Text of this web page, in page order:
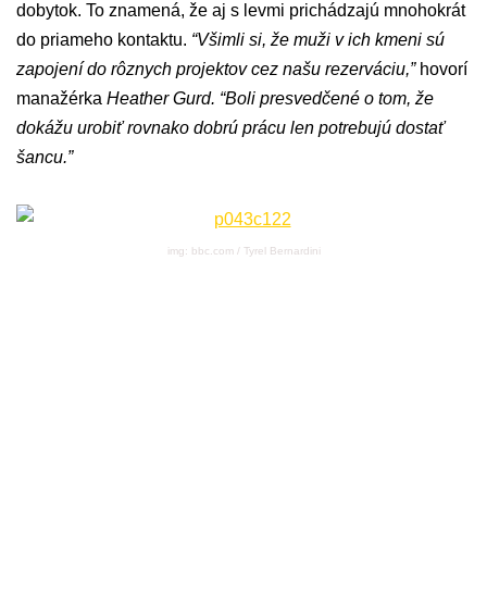
dobytok. To znamená, že aj s levmi prichádzajú mnohokrát
do priameho kontaktu. “Všimli si, že muži v ich kmeni sú
zapojení do rôznych projektov cez našu rezerváciu,”hovorí
manažérka Heather Gurd. “Boli presvedčené o tom, že
dokážu urobiť rovnako dobrú prácu len potrebujú dostať
šancu.”
img: bbc.com / Tyrel Bernardini